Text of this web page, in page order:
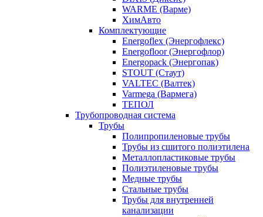
WARME (Варме)
ХимАвто
Комплектующие
Energoflex (Энергофлекс)
Energofloor (Энергофлор)
Energopack (Энергопак)
STOUT (Стаут)
VALTEC (Валтек)
Varmega (Вармега)
ТЕПОЛ
Трубопроводная система
Трубы
Полипропиленовые трубы
Трубы из сшитого полиэтилена
Металлопластиковые трубы
Полиэтиленовые трубы
Медные трубы
Стальные трубы
Трубы для внутренней
канализации